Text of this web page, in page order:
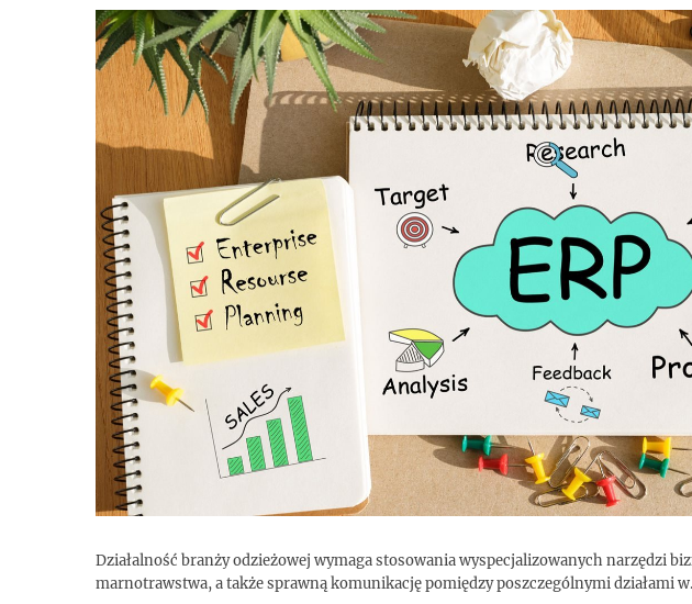
Działalność branży odzieżowej wymaga stosowania wyspecjalizowanych narzędzi
marnotrawstwa, a także sprawną komunikację pomiędzy poszczególnymi działami